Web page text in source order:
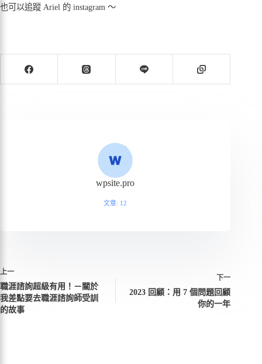
也可以追蹤 Ariel 的 instagram ～
wpsite.pro
文章: 12
上一
職涯諮詢超級有用！－關於
我差點要去職涯諮詢師受訓
的故事
下一
2023 回顧：用 7 個問題回顧
你的一年